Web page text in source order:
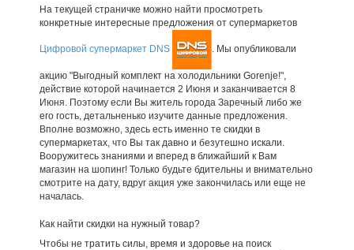
На текущей страничке можно найти просмотреть
конкретные интересные предложения от супермаркетов
Цифровой супермаркет DNS . Мы опубликовали
акцию "Выгодный комплект на холодильники Gorenje!",
действие которой начинается 2 Июня и заканчивается 8
Июня. Поэтому если Вы житель города Заречный либо же
его гость, детальненько изучите данные предложения.
Вполне возможно, здесь есть именно те скидки в
супермаркетах, что Вы так давно и безутешно искали.
Вооружитесь знаниями и вперед в ближайший к Вам
магазин на шопинг! Только будьте бдительны и внимательно
смотрите на дату, вдруг акция уже закончилась или еще не
началась.
Как найти скидки на нужный товар?
Чтобы не тратить силы, время и здоровье на поиск